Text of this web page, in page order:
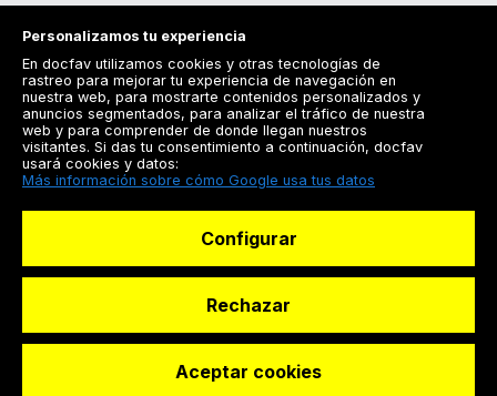
Registrarse
Docfav
© Dashboard Technologies S.L
Personalizamos tu experiencia
En docfav utilizamos cookies y otras tecnologías de
rastreo para mejorar tu experiencia de navegación en
nuestra web, para mostrarte contenidos personalizados y
anuncios segmentados, para analizar el tráfico de nuestra
web y para comprender de donde llegan nuestros
visitantes. Si das tu consentimiento a continuación, docfav
usará cookies y datos:
Más información sobre cómo Google usa tus datos
Configurar
Rechazar
Aceptar cookies